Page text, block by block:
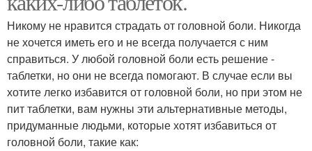
Никому не нравится страдать от головной боли. Никогда
не хочется иметь его и не всегда получается с ним
справиться. У любой головной боли есть решение -
таблетки, но они не всегда помогают. В случае если вы
хотите легко избавится от головной боли, но при этом не
пит таблетки, вам нужны эти альтернативные методы,
придуманные людьми, которые хотят избавиться от
головной боли, такие как: